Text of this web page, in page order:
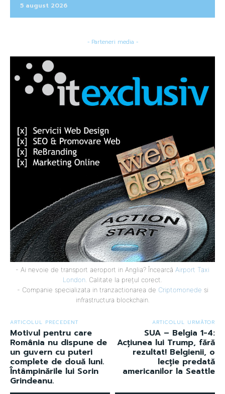
5 august 2026
- Parteneri media -
- Ai nevoie de transport aeroport in Anglia? Încearcă Airport Taxi
London. Calitate la prețul corect.
- Companie specializata in tranzactionarea de Criptomonede si
infrastructura blockchain.
ARTICOLUL PRECEDENT
Motivul pentru care
România nu dispune de
un guvern cu puteri
complete de două luni.
Întâmpinările lui Sorin
Grindeanu.
ARTICOLUL URMĂTOR
SUA – Belgia 1-4:
Acțiunea lui Trump, fără
rezultat! Belgienii, o
lecție predată
americanilor la Seattle